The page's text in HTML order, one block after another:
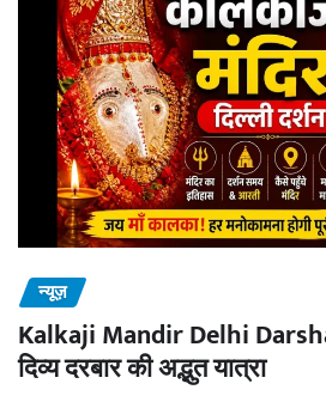
न्यूज़
Kalkaji Mandir Delhi
दिव्य दरबार की अद्भुत यात्रा